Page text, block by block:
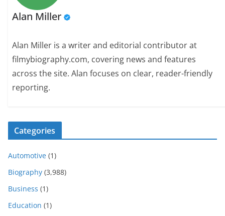
Alan Miller
Alan Miller is a writer and editorial contributor at
filmybiography.com, covering news and features
across the site. Alan focuses on clear, reader-friendly
reporting.
Categories
Automotive (1)
Biography (3,988)
Business (1)
Education (1)